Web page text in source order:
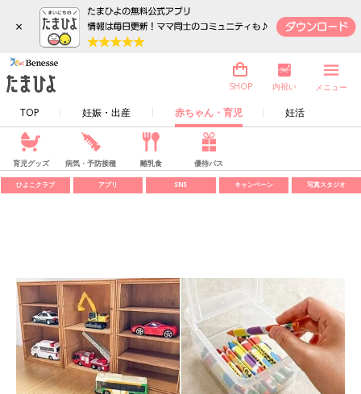
×
TOP 妊娠・出産 赤ちゃん・育児 妊活
SHOP 内祝い メニュー
育児グッズ 病気・予防接種 離乳食 優待パス
ひよこクラブ アプリ SNS キャンペーン 写真スタジオ